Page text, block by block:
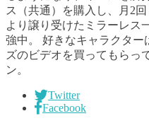
ス（共通）を購入し、月2
より譲り受けたミラーレス
強中。 好きなキャラクタ
ズのビデオを買ってもらっ
ン。
Twitter
Facebook